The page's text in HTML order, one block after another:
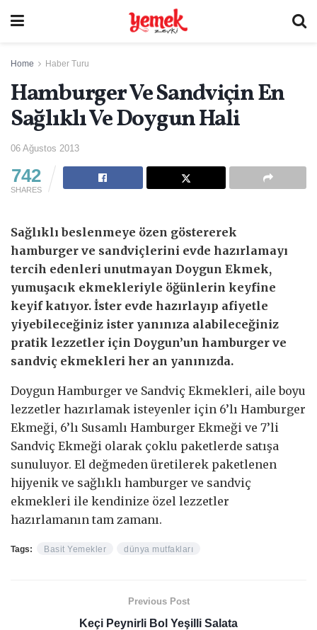
Home Haber Turu
Hamburger Ve Sandviçin En
Sağlıklı Ve Doygun Hali
06 Ağustos 2013
742
SHARES
Sağlıklı beslenmeye özen göstererek
hamburger ve sandviçlerini evde hazırlamayı
tercih edenleri unutmayan Doygun Ekmek,
yumuşacık ekmekleriyle öğünlerin keyfine
keyif katıyor. İster evde hazırlayıp afiyetle
yiyebileceğiniz ister yanınıza alabileceğiniz
pratik lezzetler için Doygun’un hamburger ve
sandviç ekmekleri her an yanınızda.
Doygun Hamburger ve Sandviç Ekmekleri, aile boyu
lezzetler hazırlamak isteyenler için 6’lı Hamburger
Ekmeği, 6’lı Susamlı Hamburger Ekmeği ve 7’li
Sandviç Ekmeği olarak çoklu paketlerde satışa
sunuluyor. El değmeden üretilerek paketlenen
hijyenik ve sağlıklı hamburger ve sandviç
ekmekleri ile kendinize özel lezzetler
hazırlamanın tam zamanı.
Tags: Basit Yemekler dünya mutfakları
Previous Post
Keçi Peynirli Bol Yeşilli Salata